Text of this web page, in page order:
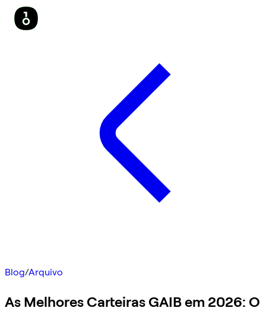
Blog/Arquivo
As Melhores Carteiras GAIB em 2026: O